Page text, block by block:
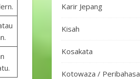
Karir Jepang
Kisah
Kosakata
Kotowaza / Peribahasa